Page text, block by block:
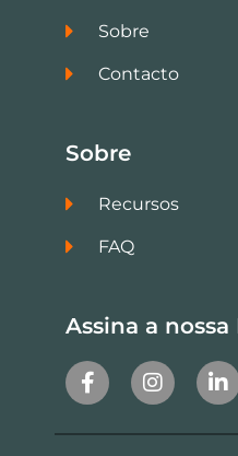
Sobre
Contacto
Sobre
Recursos
FAQ
Assina a